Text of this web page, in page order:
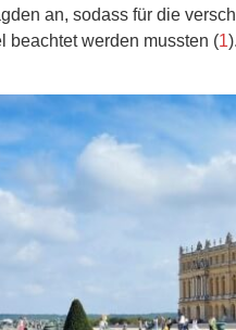
an, sodass für die
beachtet werden mussten (1).